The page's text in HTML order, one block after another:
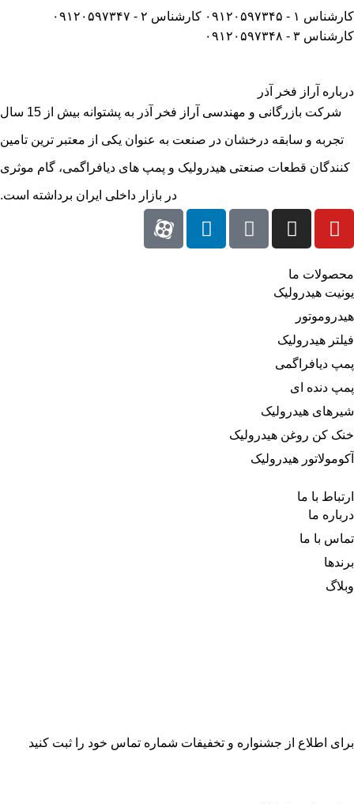
کارشناس ۱ - ۰۹۱۲۰۵۹۷۳۴۵
کارشناس ۲ - ۰۹۱۲۰۵۹۷۳۴۷
کارشناس ۳ - ۰۹۱۲۰۵۹۷۳۴۸
درباره آراز فخر آذر
شرکت بازرگانی و مهندسی آراز فخر آذر به پشتوانه بیش از 15 سال
تجربه و سابقه درخشان در صنعت به عنوان یکی از معتبر ترین تامین
کنندگان قطعات صنعتی هیدرولیک و پمپ های دیافراگمی، گام موثری
در بازار داخلی ایران برداشته است.
محصولات ما
یونیت هیدرولیک
هیدروموتور
فیلتر هیدرولیک
پمپ دیافراگمی
پمپ دنده ای
شیرهای هیدرولیک
خنک کن روغن هیدرولیک
آکومولاتور هیدرولیک
ارتباط با ما
درباره‌ ما
تماس با ما
برندها
وبلاگ
برای اطلاع از جشنواره و تخفیفات شماره تماس خود را ثبت کنید